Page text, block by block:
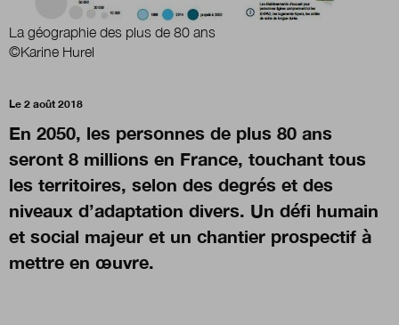
Qui sommes-nous ?
Newsletter
Renseignez votre email afin de suivre l'actualité
de la transformation publique.
La géographie des plus de 80 ans
©Karine Hurel
Le 2 août 2018
En 2050, les personnes de plus 80 ans
seront 8 millions en France, touchant tous
les territoires, selon des degrés et des
niveaux d’adaptation divers. Un défi humain
et social majeur et un chantier prospectif à
mettre en œuvre.